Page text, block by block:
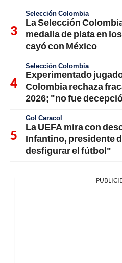
Selección Colombia
La Selección
medalla de plata en
cayó con México
Selección Colombia
Experimentado
Colombia rechaza
2026; "no fue
Gol Caracol
La UEFA mira con
Infantino, presidente
desfigurar el fútbol"